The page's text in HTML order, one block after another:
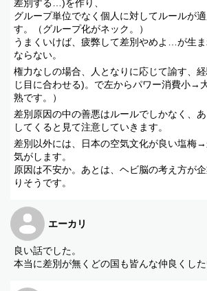
https://benjaminfulford.com/
差別する…)を作り、
グループ単位でなく個人に対してルールが
す。（グループ化がネック。）
うまくいけば、疲弊して差別やめよ…が生ま
ならない。
権力なしの場合、人となりに応じて諭す、
じ目に合わせる)。で左からパワー消費小→
熟です。）
差別原因の中の善悪はルールでしかなく、
してくると見て注意していきます。
差別以外には、日本の空気文化が良い塩梅
気がします。
原因は不安か。あとは、ヘビ脳の考え方が
りそうです。
エーカリ
良い話でした。
本当に差別が無くどの国も皆んな仲良くした